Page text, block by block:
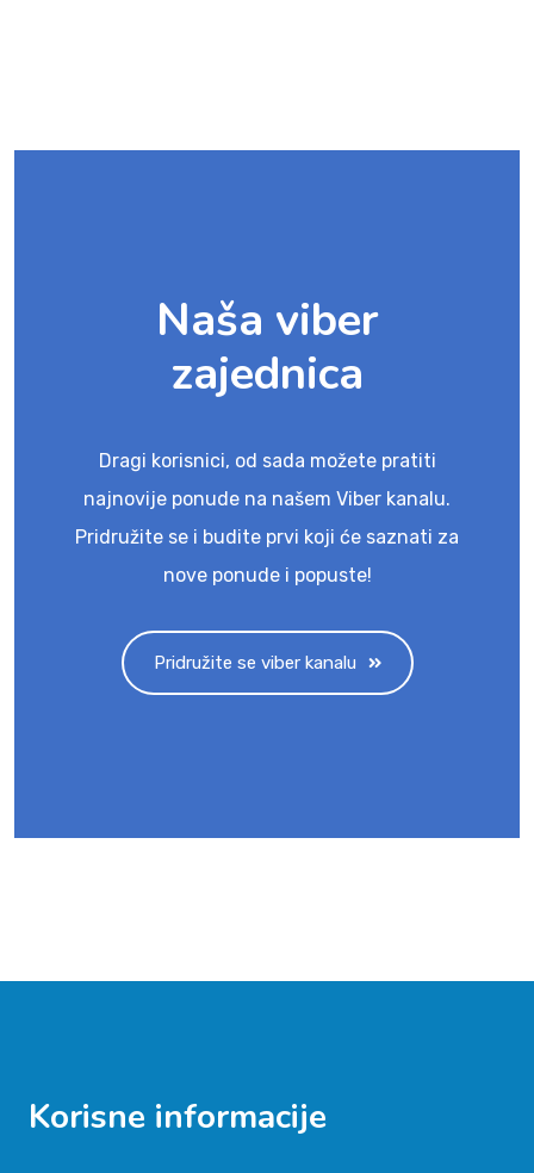
Naša viber
zajednica
Dragi korisnici, od sada možete pratiti
najnovije ponude na našem Viber kanalu.
Pridružite se i budite prvi koji će saznati za
nove ponude i popuste!
Pridružite se viber kanalu
Korisne informacije